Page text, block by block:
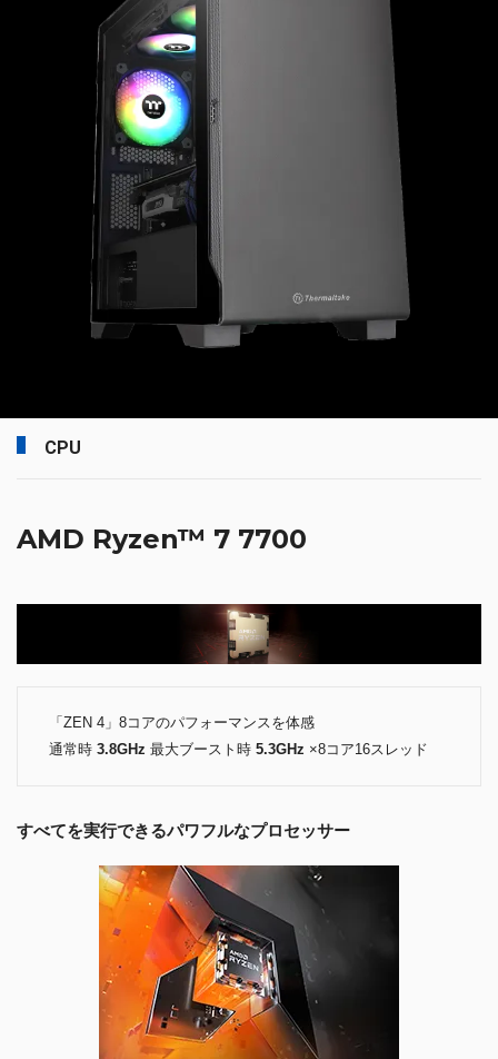
CPU
AMD Ryzen™ 7 7700
「ZEN 4」8コアのパフォーマンスを体感
通常時 3.8GHz 最大ブースト時 5.3GHz ×8コア16スレッド
すべてを実行できるパワフルなプロセッサー